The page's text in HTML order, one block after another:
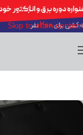
Skip to navigation
Skip to main content